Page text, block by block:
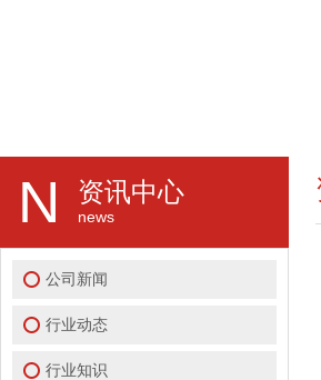
N 资讯中心
news
公司新闻
行业动态
行业知识